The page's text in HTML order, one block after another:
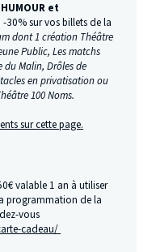
et
-30% sur vos billets de la
dont 1 création Théâtre
Public, Les matchs
Malin, Drôles de
en privatisation ou
100 Noms.
sur cette page.
valable 1 an à utiliser
programmation de la
vous
cadeau/